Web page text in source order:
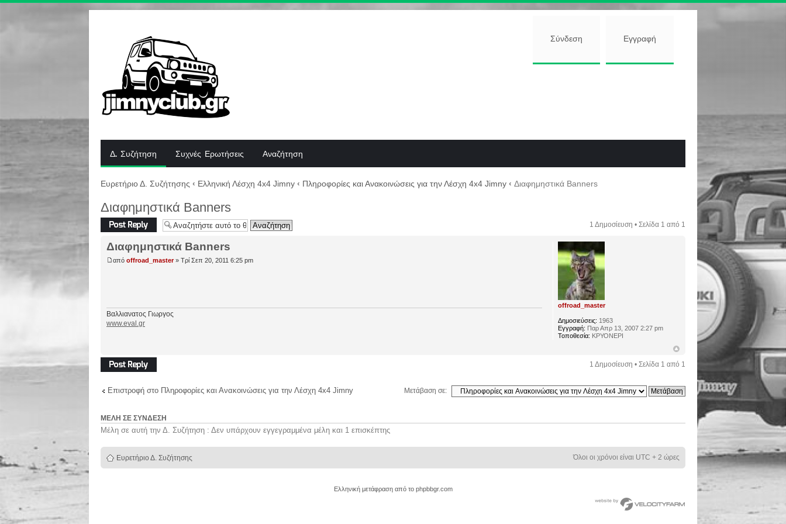
Σύνδεση Εγγραφή
Δ. Συζήτηση Συχνές Ερωτήσεις Αναζήτηση
Ευρετήριο Δ. Συζήτησης ‹ Ελληνική Λέσχη 4x4 Jimny ‹ Πληροφορίες και Ανακοινώσεις για την Λέσχη 4x4 Jimny ‹ Διαφημηστικά Banners
Διαφημηστικά Banners
Δημιουργία
απάντησης
1 Δημοσίευση • Σελίδα 1 από 1
Διαφημηστικά Banners
από offroad_master» Τρί Σεπ 20, 2011 6:25 pm
Βαλλιανατος Γιωργος
www.eval.gr
offroad_master
Δημοσιεύσεις: 1963
Εγγραφή: Παρ Απρ 13, 2007 2:27 pm
Τοποθεσία: ΚΡΥΟΝΕΡΙ
Δημιουργία
απάντησης
1 Δημοσίευση • Σελίδα 1 από 1
Επιστροφή στο Πληροφορίες και Ανακοινώσεις για την Λέσχη 4x4 Jimny Μετάβαση σε:
ΜΈΛΗ ΣΕ ΣΎΝΔΕΣΗ
Μέλη σε αυτή την Δ. Συζήτηση : Δεν υπάρχουν εγγεγραμμένα μέλη και 1 επισκέπτης
Ευρετήριο Δ. Συζήτησης Όλοι οι χρόνοι είναι UTC + 2 ώρες
Ελληνική μετάφραση από το phpbbgr.com